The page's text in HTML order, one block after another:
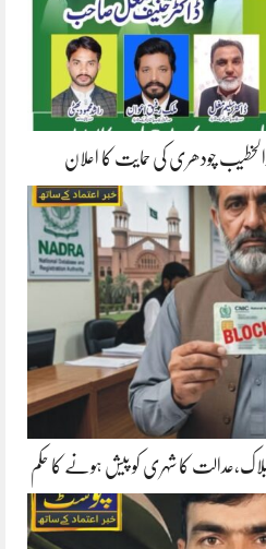
بلاک،عدالت کا شہری کو پیش ہونے کا حکم